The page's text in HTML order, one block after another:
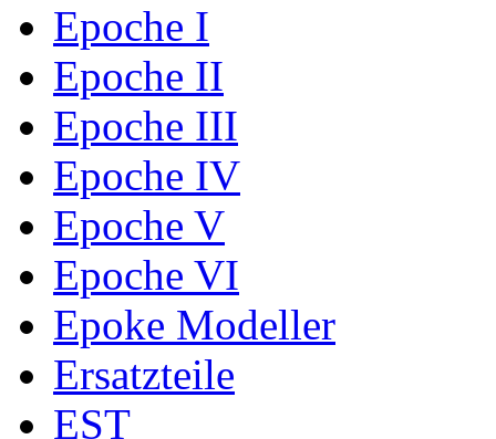
Epoche I
Epoche II
Epoche III
Epoche IV
Epoche V
Epoche VI
Epoke Modeller
Ersatzteile
EST